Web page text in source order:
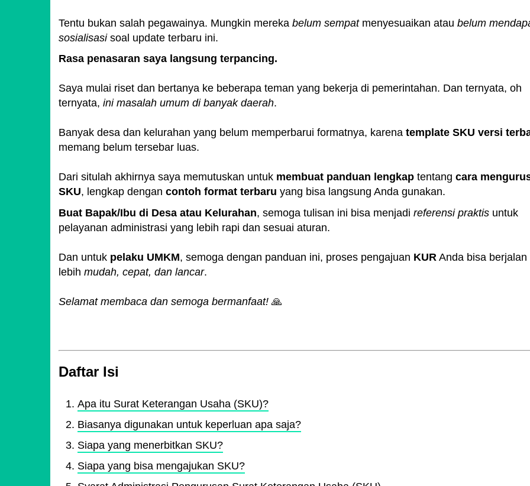
Tentu bukan salah pegawainya. Mungkin mereka belum sempatmenyesuaikan atau belum
sosialisasisoal update terbaru ini.
Rasa penasaran saya langsung terpancing.
Saya mulai riset dan bertanya ke beberapa teman yang bekerja di pemerintahan. Dan ternyata, oh
ternyata, ini masalah umum di banyak daerah.
Banyak desa dan kelurahan yang belum memperbarui formatnya, karena template SKU versi
memang belum tersebar luas.
Dari situlah akhirnya saya memutuskan untuk membuat panduan lengkap tentang cara
SKU, lengkap dengan contoh format terbaru yang bisa langsung Anda gunakan.
Buat Bapak/Ibu di Desa atau Kelurahan, semoga tulisan ini bisa menjadi referensi praktis untuk
pelayanan administrasi yang lebih rapi dan sesuai aturan.
Dan untuk pelaku UMKM, semoga dengan panduan ini, proses pengajuan KUR Anda bisa berjalan
lebih mudah, cepat, dan lancar.
Selamat membaca dan semoga bermanfaat! 🙏
Daftar Isi
Apa itu Surat Keterangan Usaha (SKU)?
Biasanya digunakan untuk keperluan apa saja?
Siapa yang menerbitkan SKU?
Siapa yang bisa mengajukan SKU?